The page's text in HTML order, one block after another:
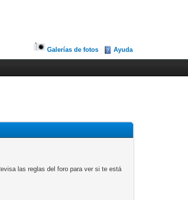
Galerías de fotos Ayuda
las reglas del foro para ver si te está